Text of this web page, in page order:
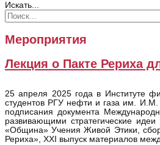
Искать...
Мероприятия
Лекция о Пакте Рериха
25 апреля 2025 года в Институте
студентов РГУ нефти и газа им.
подписания документа
развивающими стратегические
«Община» Учения Живой Этики,
Рериха», XXI выпуск материалов